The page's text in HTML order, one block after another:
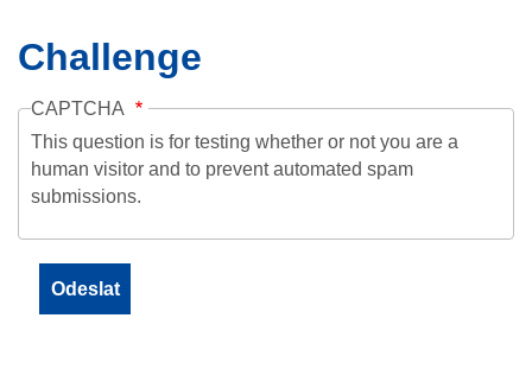
Challenge
CAPTCHA
This question is for testing whether or not you are a
human visitor and to prevent automated spam
submissions.